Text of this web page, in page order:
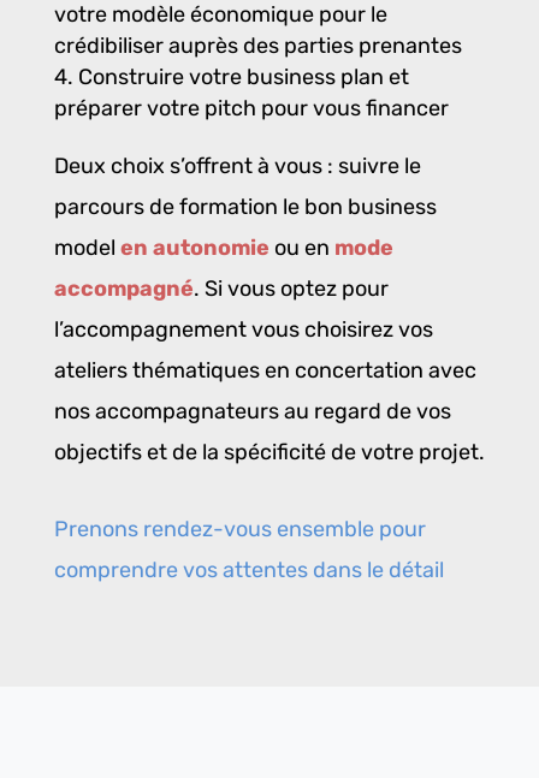
votre modèle économique pour le
crédibiliser auprès des parties prenantes
Construire votre business plan et
préparer votre pitch pour vous financer
Deux choix s’offrent à vous : suivre le
parcours de formation le bon business
model en autonomie ou en mode
accompagné. Si vous optez pour
l’accompagnement vous choisirez vos
ateliers thématiques en concertation avec
nos accompagnateurs au regard de vos
objectifs et de la spécificité de votre projet.
Prenons rendez-vous ensemble pour
comprendre vos attentes dans le détail